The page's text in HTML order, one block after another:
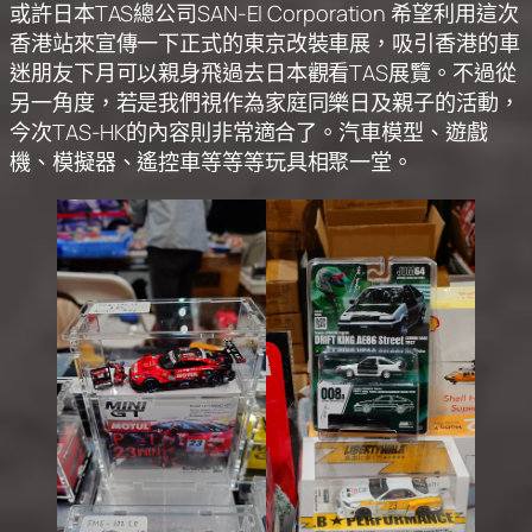
或許日本TAS總公司SAN-EI Corporation 希望利用這次
香港站來宣傳一下正式的東京改裝車展，吸引香港的車
迷朋友下月可以親身飛過去日本觀看TAS展覽。不過從
另一角度，若是我們視作為家庭同樂日及親子的活動，
今次TAS-HK的內容則非常適合了。汽車模型、遊戲
機、模擬器、遙控車等等等玩具相聚一堂。